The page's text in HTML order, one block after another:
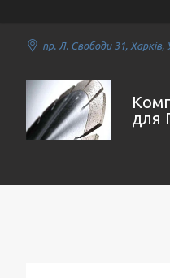
пр. Л. Свободи 31, Харків,
для